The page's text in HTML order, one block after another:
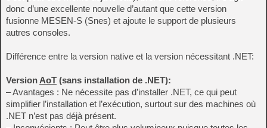
donc d’une excellente nouvelle d’autant que cette version
fusionne MESEN-S (Snes) et ajoute le support de plusieurs
autres consoles.
Différence entre la version native et la version nécessitant .NET:
Version AoT (sans installation de .NET):
– Avantages : Ne nécessite pas d’installer .NET, ce qui peut
simplifier l’installation et l’exécution, surtout sur des machines où
.NET n’est pas déjà présent.